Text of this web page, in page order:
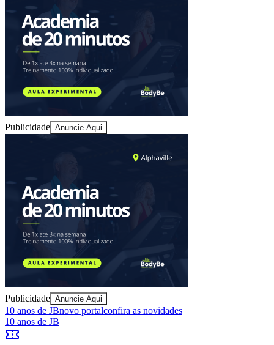
Bragantino
Publicidade Anuncie Aqui
Publicidade Anuncie Aqui